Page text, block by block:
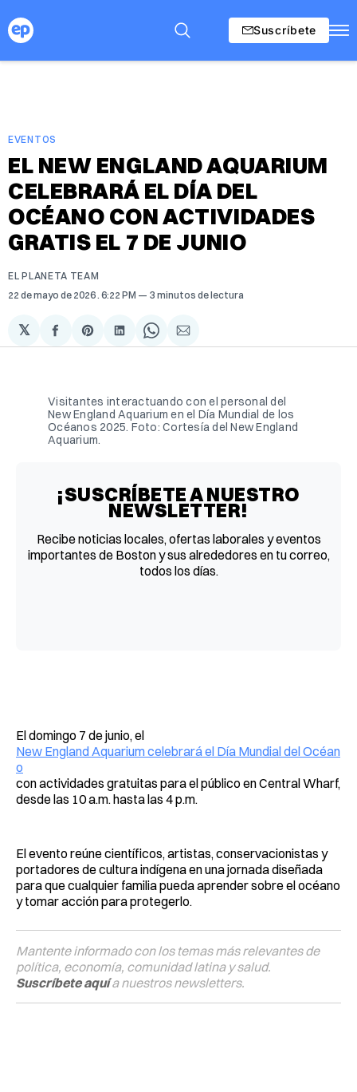
Suscríbete
EVENTOS
EL NEW ENGLAND AQUARIUM
CELEBRARÁ EL DÍA DEL
OCÉANO CON ACTIVIDADES
GRATIS EL 7 DE JUNIO
EL PLANETA TEAM
22 de mayo de 2026 . 6:22 PM 3 minutos de lectura
𝕏
Compartir
en
Share
on
Compartir
en
Share
on
Compartir
via
Visitantes interactuando con el personal del
New England Aquarium en el Día Mundial de los
Océanos 2025. Foto: Cortesía del New England
Aquarium.
¡SUSCRÍBETE A NUESTRO
NEWSLETTER!
Recibe noticias locales, ofertas laborales y eventos
importantes de Boston y sus alrededores en tu correo,
todos los días.
El domingo 7 de junio, el
New England Aquarium celebrará el Día Mundial del Océan
o
con actividades gratuitas para el público en Central Wharf,
desde las 10 a.m. hasta las 4 p.m.
El evento reúne científicos, artistas, conservacionistas y
portadores de cultura indígena en una jornada diseñada
para que cualquier familia pueda aprender sobre el océano
y tomar acción para protegerlo.
Mantente informado con los temas más relevantes de
política, economía, comunidad latina y salud.
Suscríbete aquía nuestros newsletters.